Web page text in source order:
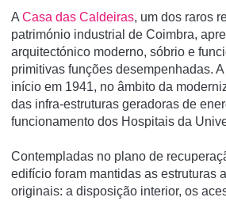
A Casa das Caldeiras, um dos raros
património industrial de Coimbra,
arquitectónico moderno, sóbrio e
primitivas funções desempenhadas.
início em 1941, no âmbito da
das infra-estruturas geradoras de
funcionamento dos Hospitais da
Contempladas no plano de
edifício foram mantidas as estruturas
originais: a disposição interior, os